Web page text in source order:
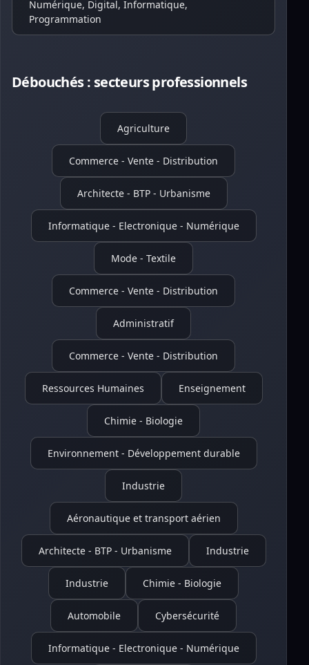
Numérique, Digital, Informatique,
Programmation
Débouchés : secteurs professionnels
Agriculture
Commerce - Vente - Distribution
Architecte - BTP - Urbanisme
Informatique - Electronique - Numérique
Mode - Textile
Commerce - Vente - Distribution
Administratif
Commerce - Vente - Distribution
Ressources Humaines Enseignement
Chimie - Biologie
Environnement - Développement durable
Industrie
Aéronautique et transport aérien
Architecte - BTP - Urbanisme Industrie
Industrie Chimie - Biologie
Automobile Cybersécurité
Informatique - Electronique - Numérique